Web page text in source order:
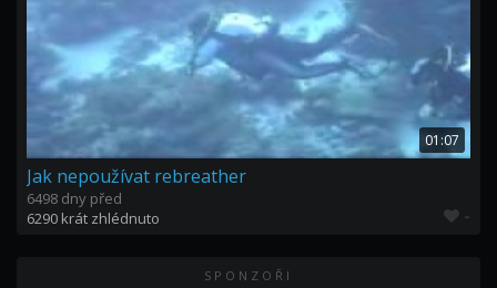
01:07
Jak nepoužívat rebreather
6498 dny před
6290 krát zhlédnuto
-
SPONZOŘI